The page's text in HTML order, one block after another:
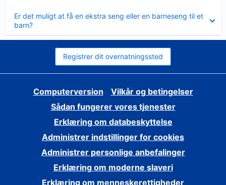
Er det muligt at få en ekstra seng eller en barneseng til et
barn?
Registrer dit overnatningssted
Computerversion
Vilkår og betingelser
Sådan fungerer vores tjenester
Erklæring om databeskyttelse
Administrer indstillinger for cookies
Administrer personlige anbefalinger
Erklæring om moderne slaveri
Erklæring om menneskerettigheder